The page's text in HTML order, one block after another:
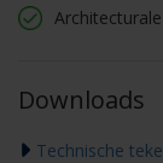
Downloads
Technische